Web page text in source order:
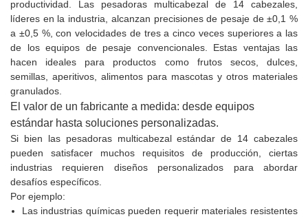
productividad. Las pesadoras multicabezal de 14 cabezales,
líderes en la industria, alcanzan precisiones de pesaje de ±0,1 %
a ±0,5 %, con velocidades de tres a cinco veces superiores a las
de los equipos de pesaje convencionales. Estas ventajas las
hacen ideales para productos como frutos secos, dulces,
semillas, aperitivos, alimentos para mascotas y otros materiales
granulados.
El valor de un fabricante a medida: desde equipos
estándar hasta soluciones personalizadas.
Si bien las pesadoras multicabezal estándar de 14 cabezales
pueden satisfacer muchos requisitos de producción, ciertas
industrias requieren diseños personalizados para abordar
desafíos específicos.
Por ejemplo:
Las industrias químicas pueden requerir materiales resistentes